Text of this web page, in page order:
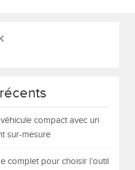
compact avec un
sur-mesure
complet pour choisir l’outil